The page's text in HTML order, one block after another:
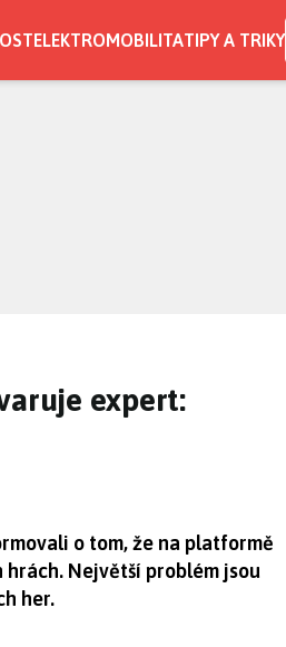
ELEKTROMOBILITATIPY A TRIKY
expert:
o tom, že na platformě
Největší problém jsou
her.